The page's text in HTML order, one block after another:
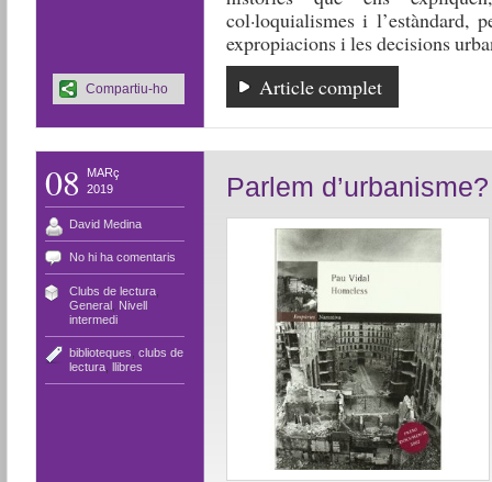
col·loquialismes i l’estàndard,
expropiacions i les decisions
Article complet
Compartiu-ho
08
MARç
2019
David Medina
No hi ha comentaris
Clubs de lectura,
General, Nivell
intermedi
biblioteques clubs de
lectura, llibres
Parlem d’urbanisme?